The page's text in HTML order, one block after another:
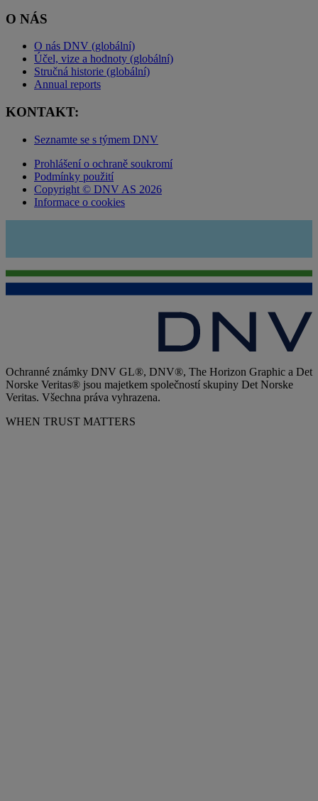
O NÁS
O nás DNV (globální)
Účel, vize a hodnoty (globální)
Stručná historie (globální)
Annual reports
KONTAKT:
Seznamte se s týmem DNV
Prohlášení o ochraně soukromí
Podmínky použití
Copyright © DNV AS 2026
Informace o cookies
Ochranné známky DNV GL®, DNV®, The Horizon Graphic a Det
Norske Veritas® jsou majetkem společností skupiny Det Norske
Veritas. Všechna práva vyhrazena.
WHEN TRUST MATTERS